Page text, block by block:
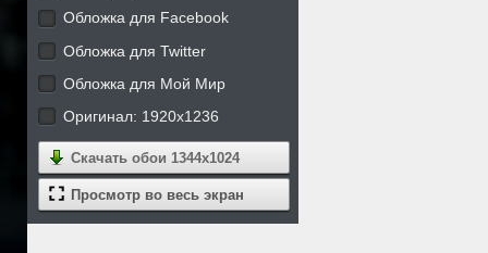
Обложка для Facebook
Обложка для Twitter
Обложка для Мой Мир
Оригинал: 1920x1236
Скачать обои 1344x1024
Просмотр во весь экран